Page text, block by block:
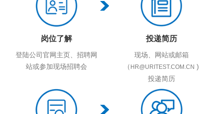
岗位了解
登陆公司官网主页、招聘网
站或参加现场招聘会
投递简历
现场、网站或邮箱
（ HR@URITEST.COM.CN )
投递简历